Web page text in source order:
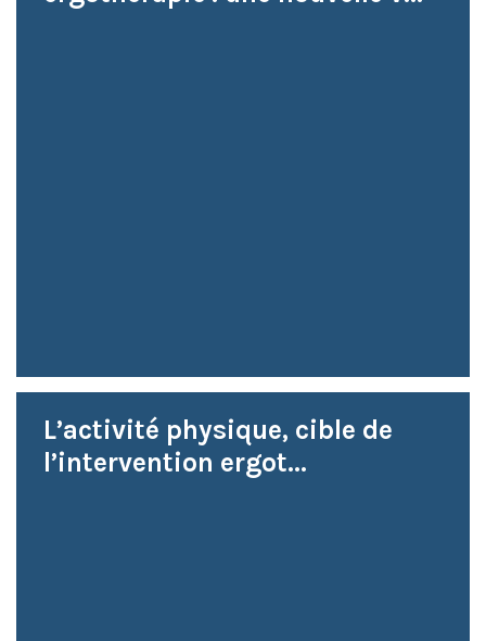
L’activité physique, cible de
l’intervention ergot...